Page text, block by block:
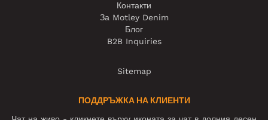
Контакти
За Motley Denim
Блог
B2B Inquiries
Sitemap
ПОДДРЪЖКА НА КЛИЕНТИ